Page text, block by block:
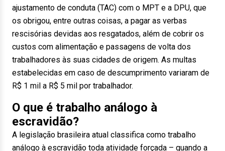
ajustamento de conduta (TAC) com o MPT e a DPU, que
os obrigou, entre outras coisas, a pagar as verbas
rescisórias devidas aos resgatados, além de cobrir os
custos com alimentação e passagens de volta dos
trabalhadores às suas cidades de origem. As multas
estabelecidas em caso de descumprimento variaram de
R$ 1 mil a R$ 5 mil por trabalhador.
O que é trabalho análogo à
escravidão?
A legislação brasileira atual classifica como trabalho
análogo à escravidão toda atividade forçada – quando a